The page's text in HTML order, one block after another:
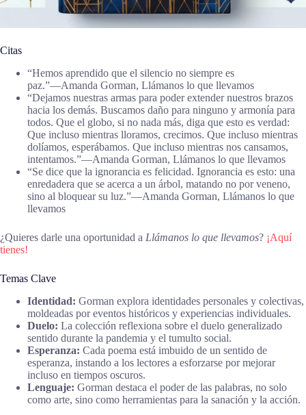
Citas
“Hemos aprendido que el silencio no siempre es
paz.”―Amanda Gorman, Llámanos lo que llevamos
“Dejamos nuestras armas para poder extender nuestros brazos
hacia los demás. Buscamos daño para ninguno y armonía para
todos. Que el globo, si no nada más, diga que esto es verdad:
Que incluso mientras lloramos, crecimos. Que incluso mientras
dolíamos, esperábamos. Que incluso mientras nos cansamos,
intentamos.”―Amanda Gorman, Llámanos lo que llevamos
“Se dice que la ignorancia es felicidad. Ignorancia es esto: una
enredadera que se acerca a un árbol, matando no por veneno,
sino al bloquear su luz.”―Amanda Gorman, Llámanos lo que
llevamos
¿Quieres darle una oportunidad a Llámanos lo que llevamos? ¡Aquí
tienes!
Temas Clave
Identidad: Gorman explora identidades personales y colectivas,
moldeadas por eventos históricos y experiencias individuales.
Duelo: La colección reflexiona sobre el duelo generalizado
sentido durante la pandemia y el tumulto social.
Esperanza: Cada poema está imbuido de un sentido de
esperanza, instando a los lectores a esforzarse por mejorar
incluso en tiempos oscuros.
Lenguaje: Gorman destaca el poder de las palabras, no solo
como arte, sino como herramientas para la sanación y la acción.